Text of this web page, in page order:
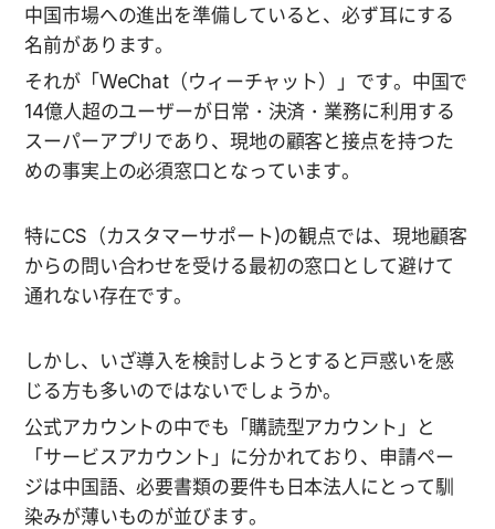
中国市場への進出を準備していると、必ず耳にする
名前があります。
それが「WeChat（ウィーチャット）」です。中国で
14億人超のユーザーが日常・決済・業務に利用する
スーパーアプリであり、現地の顧客と接点を持つた
めの事実上の必須窓口となっています。
特にCS（カスタマーサポート)の観点では、現地顧客
からの問い合わせを受ける最初の窓口として避けて
通れない存在です。
しかし、いざ導入を検討しようとすると戸惑いを感
じる方も多いのではないでしょうか。
公式アカウントの中でも「購読型アカウント」と
「サービスアカウント」に分かれており、申請ペー
ジは中国語、必要書類の要件も日本法人にとって馴
染みが薄いものが並びます。